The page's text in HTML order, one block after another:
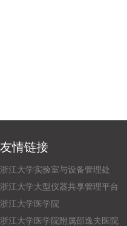
友情链接
浙江大学实验室与设备管理处
浙江大学大型仪器共享管理平台
浙江大学医学院
浙江大学医学院附属邵逸夫医院